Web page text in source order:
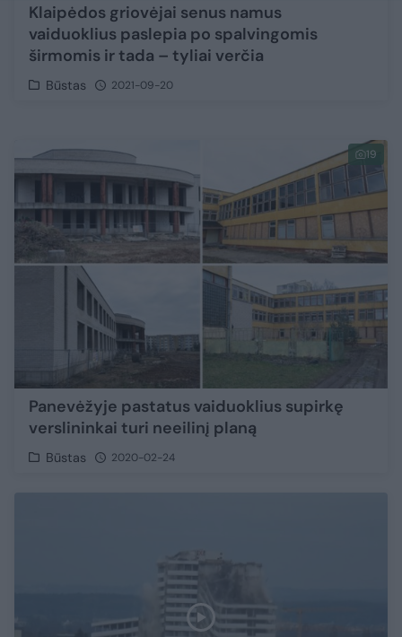
Klaipėdos griovėjai senus namus
vaiduoklius paslepia po spalvingomis
širmomis ir tada – tyliai verčia
Būstas 2021-09-20
19
Panevėžyje pastatus vaiduoklius supirkę
verslininkai turi neeilinį planą
Būstas 2020-02-24